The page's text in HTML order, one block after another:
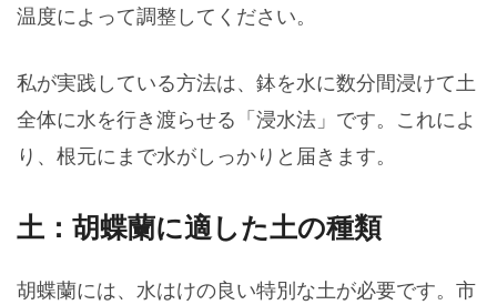
温度によって調整してください。
私が実践している方法は、鉢を水に数分間浸けて土
全体に水を行き渡らせる「浸水法」です。これによ
り、根元にまで水がしっかりと届きます。
土：胡蝶蘭に適した土の種類
胡蝶蘭には、水はけの良い特別な土が必要です。市